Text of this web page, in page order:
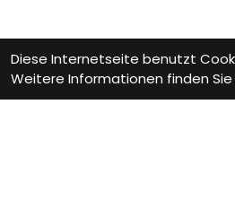
Diese Internetseite benutzt
Weitere Informationen finden Sie